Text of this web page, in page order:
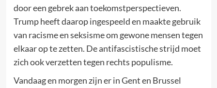
door een gebrek aan toekomstperspectieven.
Trump heeft daarop ingespeeld en maakte gebruik
van racisme en seksisme om gewone mensen tegen
elkaar op te zetten. De antifascistische strijd moet
zich ook verzetten tegen rechts populisme.
Vandaag en morgen zijn er in Gent en Brussel